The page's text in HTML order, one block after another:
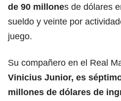
de 90 millones de dólares
sueldo y veinte por
juego.
Su compañero en el Real
Vinicius Junior, es
millones de dólares de